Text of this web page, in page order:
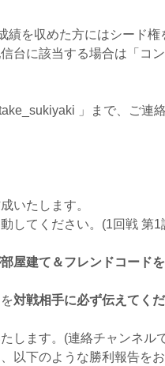
を収めた方にはシード権
台に該当する場合は「コ
」まで、ご連
いたします。
してください。(1回戦 第
部屋建て＆フレンドコード
対戦相手に必ず伝えてく
します。(連絡チャンネル
以下のような勝利報告をお